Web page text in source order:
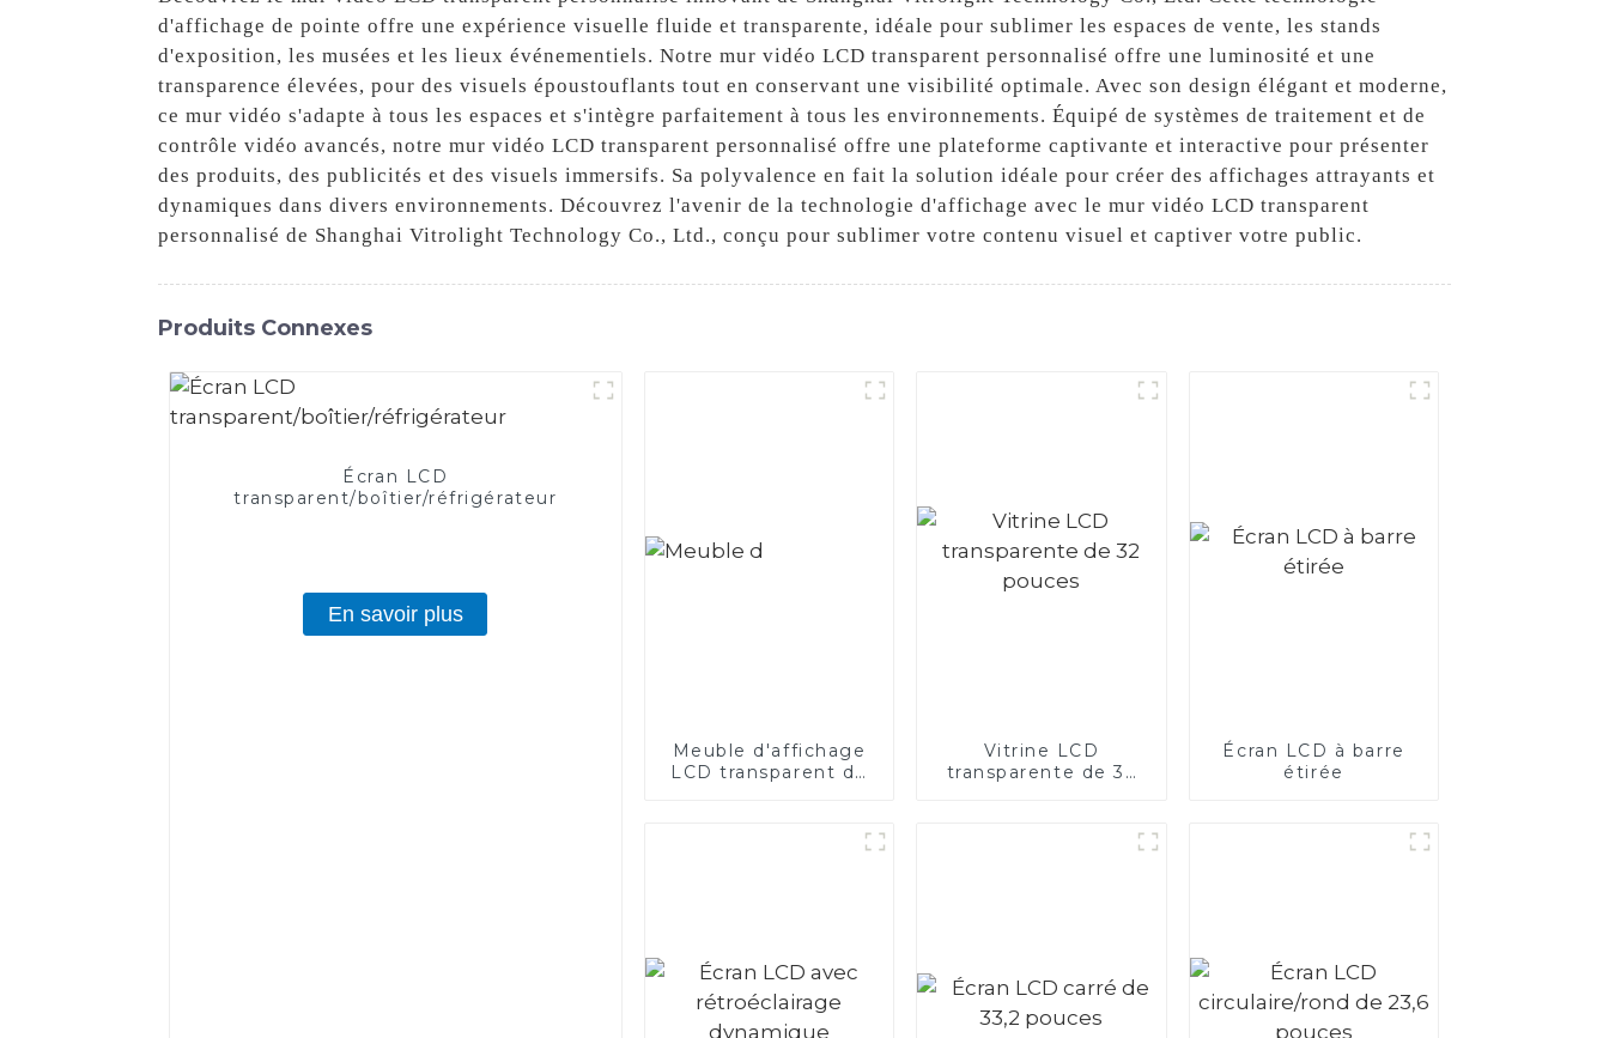
d'affichage de pointe offre une expérience visuelle fluide et transparente, idéale pour sublimer les espaces de vente, les stands
d'exposition, les musées et les lieux événementiels. Notre mur vidéo LCD transparent personnalisé offre une luminosité et une
transparence élevées, pour des visuels époustouflants tout en conservant une visibilité optimale. Avec son design élégant et moderne,
ce mur vidéo s'adapte à tous les espaces et s'intègre parfaitement à tous les environnements. Équipé de systèmes de traitement et de
contrôle vidéo avancés, notre mur vidéo LCD transparent personnalisé offre une plateforme captivante et interactive pour présenter
des produits, des publicités et des visuels immersifs. Sa polyvalence en fait la solution idéale pour créer des affichages attrayants et
dynamiques dans divers environnements. Découvrez l'avenir de la technologie d'affichage avec le mur vidéo LCD transparent
personnalisé de Shanghai Vitrolight Technology Co., Ltd., conçu pour sublimer votre contenu visuel et captiver votre public.
Produits Connexes
Écran LCD
transparent/boîtier/réfrigérateur
En savoir plus
Meuble d'affichage
LCD transparent de
Vitrine LCD
transparente de 32
Écran LCD à barre
étirée